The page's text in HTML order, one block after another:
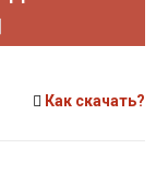
Как скачать?